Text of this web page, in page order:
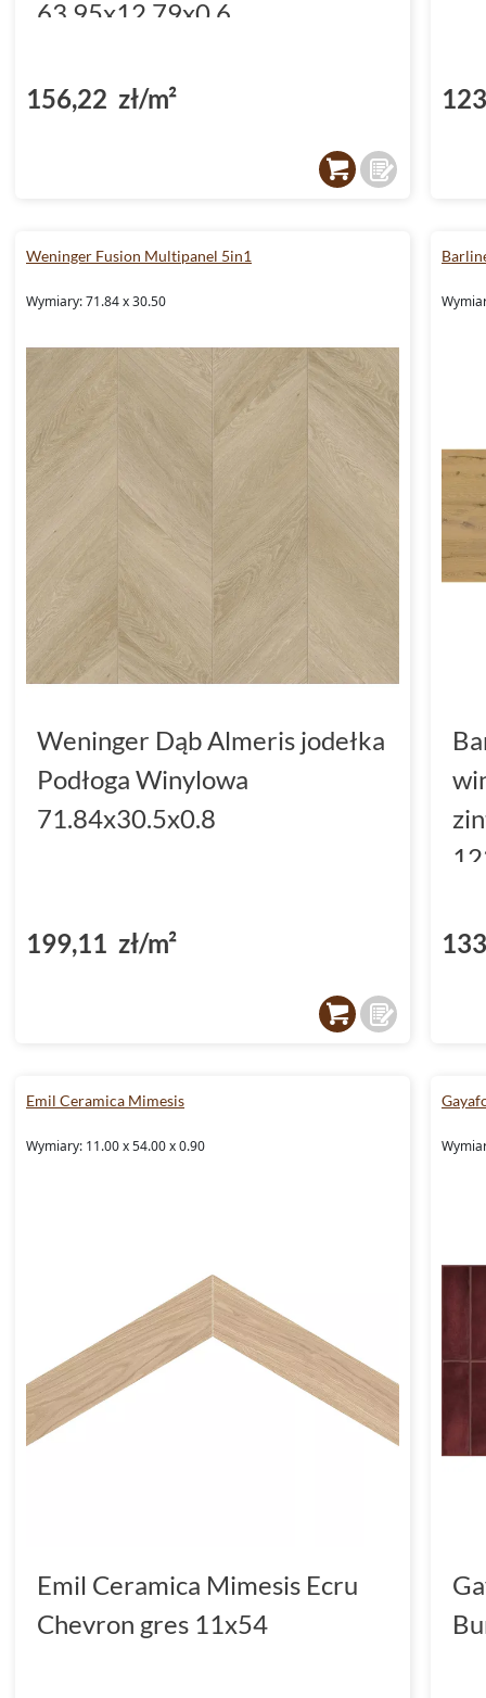
63.95x12.79x0.6
156,22 zł/m²
Weninger Fusion Multipanel 5in1
Wymiary: 71.84 x 30.50
Weninger Dąb Almeris jodełka
Podłoga Winylowa
71.84x30.5x0.8
199,11 zł/m²
Emil Ceramica Mimesis
Wymiary: 11.00 x 54.00 x 0.90
Emil Ceramica Mimesis Ecru
Chevron gres 11x54